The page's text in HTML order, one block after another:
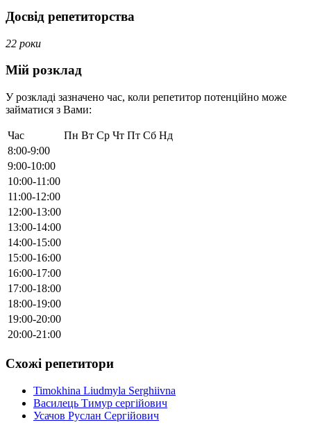
Досвід репетиторства
22 роки
Мій розклад
У розкладі зазначено час, коли репетитор потенційно може
займатися з Вами:
Час Пн Вт Ср Чт Пт Сб Нд
8:00-9:00
9:00-10:00
10:00-11:00
11:00-12:00
12:00-13:00
13:00-14:00
14:00-15:00
15:00-16:00
16:00-17:00
17:00-18:00
18:00-19:00
19:00-20:00
20:00-21:00
Схожі репетитори
Timokhina Liudmyla Serghiivna
Василець Тимур сергійович
Усачов Руслан Сергійович